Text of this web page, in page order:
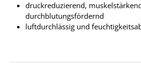
druckreduzierend,
durchblutungsfördernd
luftdurchlässig und